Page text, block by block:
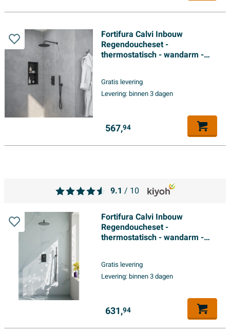
Fortifura Calvi Inbouw
Regendoucheset -
thermostatisch - wandarm -
doucheslang - mat zwart
Gratis levering
Levering:binnen 3 dagen
567,94
Fortifura Calvi Inbouw
Regendoucheset -
thermostatisch - wandarm -
doucheslang - geborsteld
Gunmetal PVD
Gratis levering
Levering:binnen 3 dagen
631,94
9.1 / 10